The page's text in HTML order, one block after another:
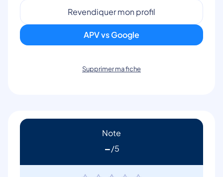
Revendiquer mon profil
APV vs Google
Supprimer ma fiche
Note
-